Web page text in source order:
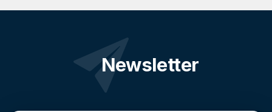
Newsletter